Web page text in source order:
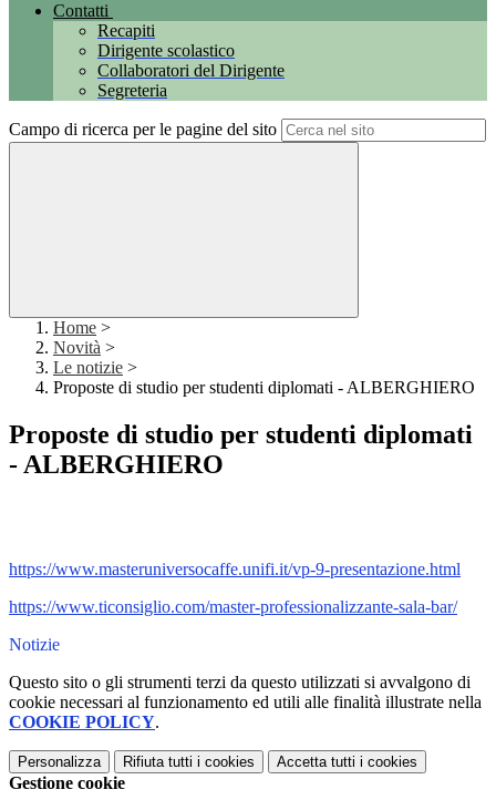
Contatti
Recapiti
Dirigente scolastico
Collaboratori del Dirigente
Segreteria
Campo di ricerca per le pagine del sito
Home >
Novità >
Le notizie >
Proposte di studio per studenti diplomati - ALBERGHIERO
Proposte di studio per studenti diplomati
- ALBERGHIERO
https://www.masteruniversocaffe.unifi.it/vp-9-presentazione.html
https://www.ticonsiglio.com/master-professionalizzante-sala-bar/
Notizie
Questo sito o gli strumenti terzi da questo utilizzati si avvalgono di
cookie necessari al funzionamento ed utili alle finalità illustrate nella
COOKIE POLICY.
Personalizza Rifiuta tutti i cookies Accetta tutti i cookies
Gestione cookie